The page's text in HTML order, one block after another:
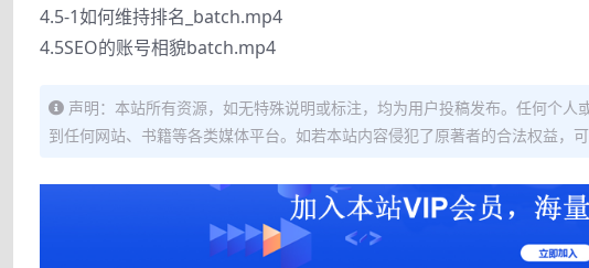
4.5-1如何维持排名_batch.mp4
4.5SEO的账号相貌batch.mp4
声明：本站所有资源，如无特殊说明或标注，均为用户投稿发布。任何个
到任何网站、书籍等各类媒体平台。如若本站内容侵犯了原著者的合法权益，可